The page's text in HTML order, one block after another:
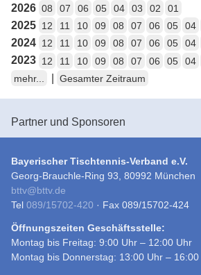
2026 08 07 06 05 04 03 02 01
2025 12 11 10 09 08 07 06 05 04
2024 12 11 10 09 08 07 06 05 04
2023 12 11 10 09 08 07 06 05 04
mehr...
Gesamter Zeitraum
Partner und Sponsoren
Bayerischer Tischtennis-Verband e.V.
Georg-Brauchle-Ring 93, 80992 München
bttv@bttv.de
Tel 089/15702-420 · Fax 089/15702-424
Öffnungszeiten Geschäftsstelle:
Montag bis Freitag: 9:00 Uhr – 12:00 Uhr
Montag bis Donnerstag: 13:00 Uhr – 16:00